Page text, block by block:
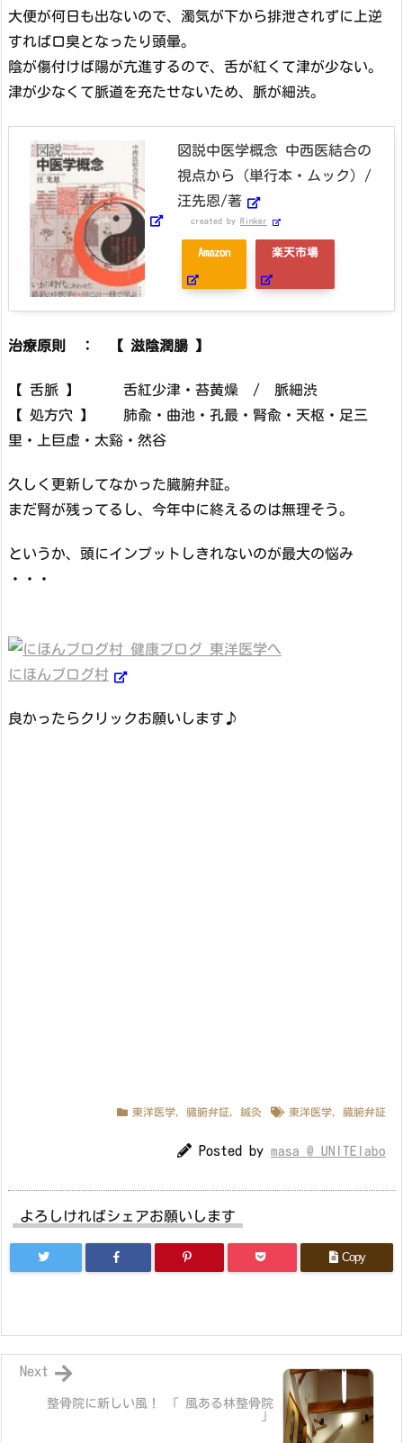
大便が何日も出ないので、濁気が下から排泄されずに上逆
すれば口臭となったり頭暈。
陰が傷付けば陽が亢進するので、舌が紅くて津が少ない。
津が少なくて脈道を充たせないため、脈が細渋。
図説中医学概念 中西医結合の
視点から (単行本・ムック) /
汪先恩/著
created by Rinker
Amazon 楽天市場
治療原則 ： 【 滋陰潤腸 】
【 舌脈 】 舌紅少津・苔黄燥 / 脈細渋
【 処方穴 】 肺兪・曲池・孔最・腎兪・天枢・足三
里・上巨虚・太谿・然谷
久しく更新してなかった臓腑弁証。
まだ腎が残ってるし、今年中に終えるのは無理そう。
というか、頭にインプットしきれないのが最大の悩み
・・・
にほんブログ村
良かったらクリックお願いします♪
東洋医学 臓腑弁証 鍼灸 東洋医学 臓腑弁証
Posted by masa @ UNITElabo
よろしければシェアお願いします
Copy
整骨院に新しい風！ 「 風ある林整骨院
Next